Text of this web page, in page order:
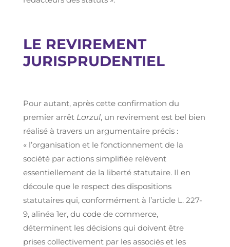
LE REVIREMENT
JURISPRUDENTIEL
Pour autant, après cette confirmation du
premier arrêt Larzul, un revirement est bel bien
réalisé à travers un argumentaire précis :
« l’organisation et le fonctionnement de la
société par actions simplifiée relèvent
essentiellement de la liberté statutaire. Il en
découle que le respect des dispositions
statutaires qui, conformément à l’article L. 227-
9, alinéa 1er, du code de commerce,
déterminent les décisions qui doivent être
prises collectivement par les associés et les